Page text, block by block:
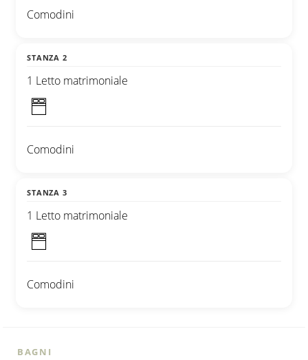
Comodini
STANZA 2
1 Letto matrimoniale
Comodini
STANZA 3
1 Letto matrimoniale
Comodini
BAGNI